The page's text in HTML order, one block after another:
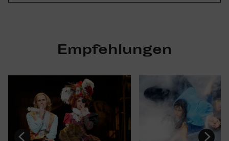
Empfehlungen